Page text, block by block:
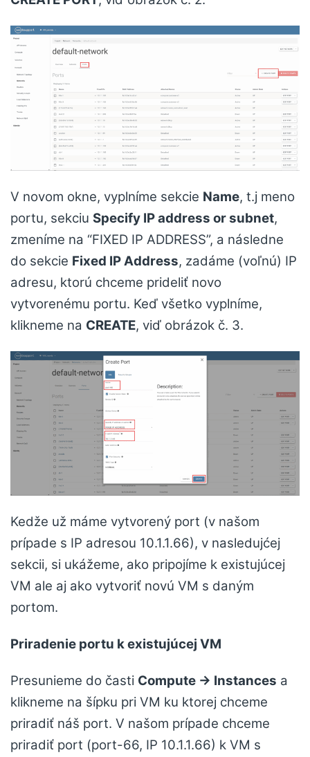
V novom okne, vyplníme sekcie Name, t.j meno
portu, sekciu Specify IP address or subnet,
zmeníme na “FIXED IP ADDRESS”, a následne
do sekcie Fixed IP Address, zadáme (voľnú) IP
adresu, ktorú chceme prideliť novo
vytvorenému portu. Keď všetko vyplníme,
klikneme na CREATE, viď obrázok č. 3.
Kedže už máme vytvorený port (v našom
prípade s IP adresou 10.1.1.66), v nasledujćej
sekcii, si ukážeme, ako pripojíme k existujúcej
VM ale aj ako vytvoriť novú VM s daným
portom.
Priradenie portu k existujúcej VM
Presunieme do časti Compute → Instances a
klikneme na šípku pri VM ku ktorej chceme
priradiť náš port. V našom prípade chceme
priradiť port (port-66, IP 10.1.1.66) k VM s